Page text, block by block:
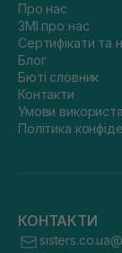
Про нас
ЗМІ про нас
Сертифікати та
Блог
Бюті словник
Контакти
Умови
Політика
КОНТАКТИ